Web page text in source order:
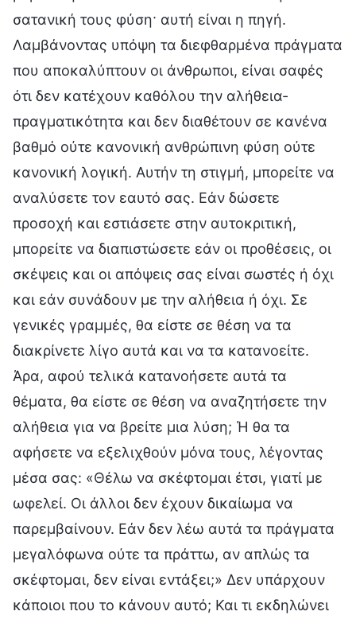
σατανική τους φύση· αυτή είναι η πηγή.
Λαμβάνοντας υπόψη τα διεφθαρμένα πράγματα
που αποκαλύπτουν οι άνθρωποι, είναι σαφές
ότι δεν κατέχουν καθόλου την αλήθεια-
πραγματικότητα και δεν διαθέτουν σε κανένα
βαθμό ούτε κανονική ανθρώπινη φύση ούτε
κανονική λογική. Αυτήν τη στιγμή, μπορείτε να
αναλύσετε τον εαυτό σας. Εάν δώσετε
προσοχή και εστιάσετε στην αυτοκριτική,
μπορείτε να διαπιστώσετε εάν οι προθέσεις, οι
σκέψεις και οι απόψεις σας είναι σωστές ή όχι
και εάν συνάδουν με την αλήθεια ή όχι. Σε
γενικές γραμμές, θα είστε σε θέση να τα
διακρίνετε λίγο αυτά και να τα κατανοείτε.
Άρα, αφού τελικά κατανοήσετε αυτά τα
θέματα, θα είστε σε θέση να αναζητήσετε την
αλήθεια για να βρείτε μια λύση; Ή θα τα
αφήσετε να εξελιχθούν μόνα τους, λέγοντας
μέσα σας: «Θέλω να σκέφτομαι έτσι, γιατί με
ωφελεί. Οι άλλοι δεν έχουν δικαίωμα να
παρεμβαίνουν. Εάν δεν λέω αυτά τα πράγματα
μεγαλόφωνα ούτε τα πράττω, αν απλώς τα
σκέφτομαι, δεν είναι εντάξει;» Δεν υπάρχουν
κάποιοι που το κάνουν αυτό; Και τι εκδηλώνει